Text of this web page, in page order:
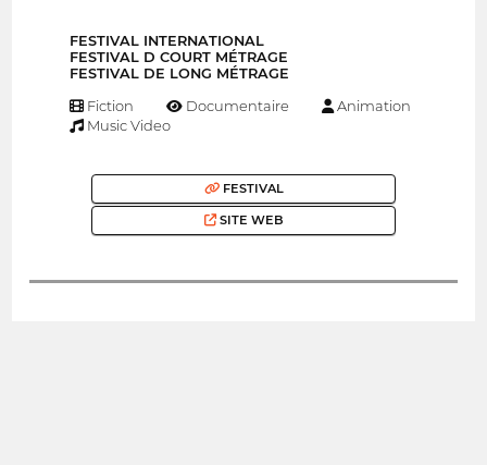
FESTIVAL INTERNATIONAL
FESTIVAL D COURT MÉTRAGE
FESTIVAL DE LONG MÉTRAGE
Fiction Documentaire
Animation
Music Video
FESTIVAL
SITE WEB